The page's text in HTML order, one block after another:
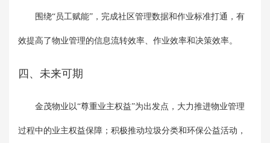
围绕“员工赋能”，完成社区管理数据和作业标准打通，有
效提高了物业管理的信息流转效率、作业效率和决策效率。
四、未来可期
金茂物业以“尊重业主权益”为出发点，大力推进物业管理
过程中的业主权益保障；积极推动垃圾分类和环保公益活动，